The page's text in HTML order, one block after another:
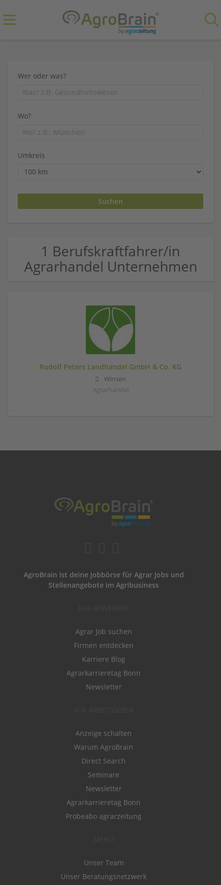
Wer oder was?
Wo?
Umkreis
1 Berufskraftfahrer/in
Agrarhandel Unternehmen
Rudolf Peters Landhandel GmbH & Co. KG
Winsen
Agrarhandel
AgroBrain ist deine Jobbörse für Agrar Jobs und
Stellenangebote im Agribusiness
Agrar Job suchen
Firmen entdecken
Karriere Blog
Agrarkarrieretag Bonn
Newsletter
Anzeige schalten
Warum AgroBrain
Direct Search
Seminare
Newsletter
Agrarkarrieretag Bonn
Probeabo agrarzeitung
Unser Team
Unser Beratungsnetzwerk